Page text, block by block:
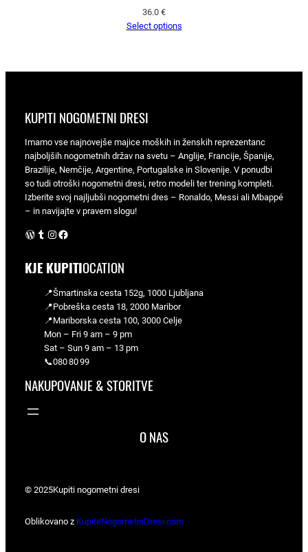
36.0 €
Select options
KUPITI NOGOMETNI DRESI
Imamo vse najnovejše majice moških in ženskih reprezentanc
najboljših nogometnih držav na svetu – Anglije, Francije, Španije,
Brazilije, Nemčije, Argentine, Portugalske in Slovenije. V ponudbi
so tudi otroški nogometni dresi, retro modeli ter trening kompleti.
Izberite svoj najljubši nogometni dres – Ronaldo, Messi ali Mbappé
– in navijajte v pravem slogu!
WordPress Instagram Facebook
KJE KUPITIOCATION
📍Šmartinska cesta 152g, 1000 Ljubljana
📍Pobreška cesta 18, 2000 Maribor
📍Mariborska cesta 100, 3000 Celje
Mon – Fri 9 am – 9 pm
Sat – Sun 9 am – 13 pm
📞080 80 99
NAKUPOVANJE & STORITVE
O NAS
© 2025Kupiti nogometni dresi
Oblikovano z KupiteNogometniDresi.com